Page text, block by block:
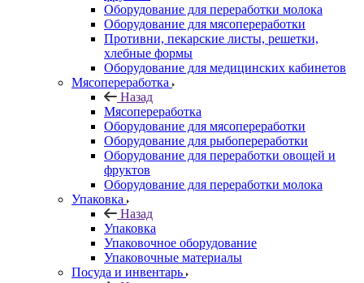
Оборудование для переработки молока
Оборудование для мясопереработки
Противни, пекарские листы, решетки,
хлебные формы
Оборудование для медицинских кабинетов
Мясопереработка
Назад
Мясопереработка
Оборудование для мясопереработки
Оборудование для рыбопереработки
Оборудование для переработки овощей и
фруктов
Оборудование для переработки молока
Упаковка
Назад
Упаковка
Упаковочное оборудование
Упаковочные материалы
Посуда и инвентарь